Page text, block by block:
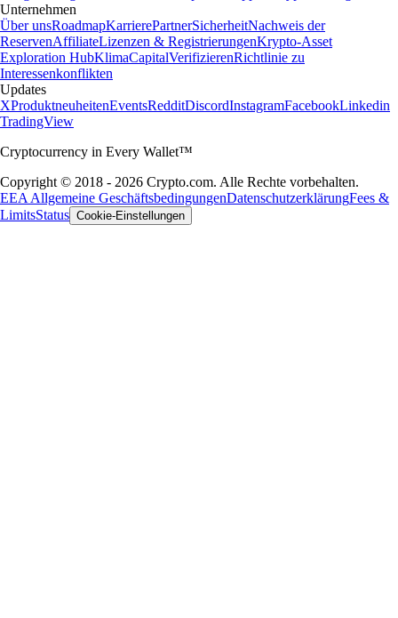
Unternehmen
Über unsRoadmapKarrierePartnerSicherheitNachweis der
ReservenAffiliateLizenzen & RegistrierungenKrypto-Asset
Exploration HubKlimaCapitalVerifizierenRichtlinie zu
Interessenkonflikten
Updates
XProduktneuheitenEventsRedditDiscordInstagramFacebookLinkedin
TradingView
Cryptocurrency in Every Wallet™
Copyright © 2018 - 2026 Crypto.com. Alle Rechte vorbehalten.
EEA Allgemeine GeschäftsbedingungenDatenschutzerklärungFees &
LimitsStatus Cookie-Einstellungen